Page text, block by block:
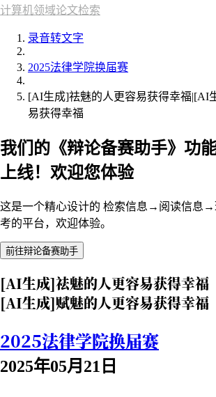
计算机领域论文检索
录音转文字
2025法律学院换届赛
[AI生成]祛魅的人更容易获得幸福|[AI
易获得幸福
我们的《辩论备赛助手》功
上线！欢迎您体验
这是一个精心设计的 检索信息→阅读信息
考的平台，欢迎体验。
前往辩论备赛助手
[AI生成]祛魅的人更容易获得幸福
[AI生成]赋魅的人更容易获得幸福
2025法律学院换届赛
2025年05月21日